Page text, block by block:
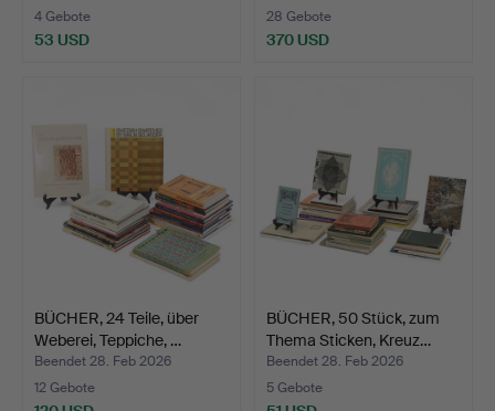
4 Gebote
53 USD
28 Gebote
370 USD
BÜCHER, 24 Teile, über
Weberei, Teppiche, …
Beendet 28. Feb 2026
12 Gebote
BÜCHER, 50 Stück, zum
Thema Sticken, Kreuz…
Beendet 28. Feb 2026
5 Gebote